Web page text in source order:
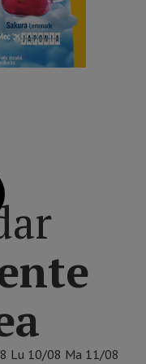
Lu 10/08 Ma 11/08